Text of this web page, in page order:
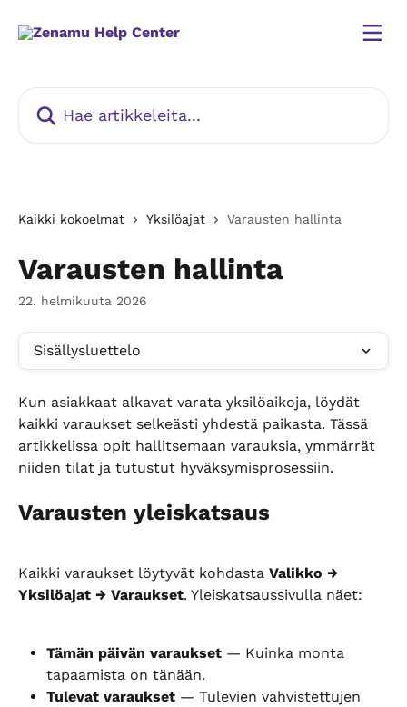
Kaikki kokoelmat Yksilöajat Varausten hallinta
Varausten hallinta
22. helmikuuta 2026
Sisällysluettelo
Kun asiakkaat alkavat varata yksilöaikoja, löydät
kaikki varaukset selkeästi yhdestä paikasta. Tässä
artikkelissa opit hallitsemaan varauksia, ymmärrät
niiden tilat ja tutustut hyväksymisprosessiin.
Varausten yleiskatsaus
Kaikki varaukset löytyvät kohdasta Valikko →
Yksilöajat → Varaukset. Yleiskatsaussivulla näet:
Tämän päivän varaukset — Kuinka monta
tapaamista on tänään.
Tulevat varaukset — Tulevien vahvistettujen